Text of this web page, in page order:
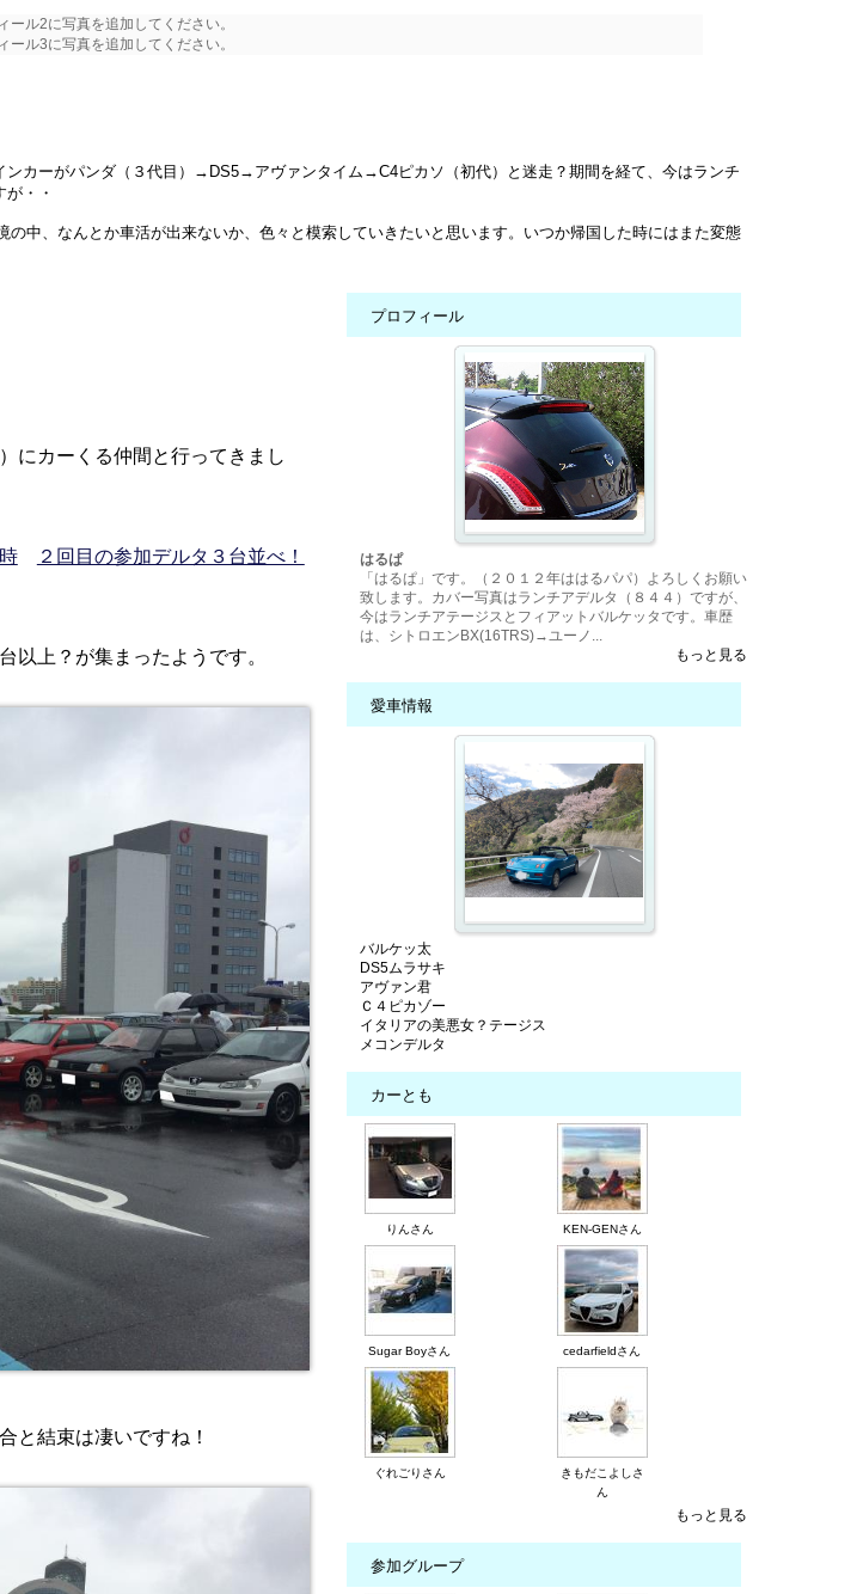
カーがパンダ（３代目）→DS5→アヴァンタイム→C4ピカソ（初代）と迷走？期間を経て、今はランチ
・・
中、なんとか車活が出来ないか、色々と模索していきたいと思います。いつか帰国した時にはまた変態
カー（1/43）、シリーズネタ等でお送りしてます。
にカーくる仲間と行ってきまし
２回目の参加デルタ３台並べ！
以上？が集まったようです。
と結束は凄いですね！
プロフィール
はるぱ
「はるぱ」です。（２０１２年ははるパパ）よろしくお願い
致します。カバー写真はランチアデルタ（８４４）ですが、
今はランチアテージスとフィアットバルケッタです。車歴
は、シトロエンBX(16TRS)→ユーノ...
もっと見る
愛車情報
バルケッ太
DS5ムラサキ
アヴァン君
Ｃ４ピカゾー
イタリアの美悪女？テージス
メコンデルタ
カーとも
りんさん KEN-GENさん
Sugar Boyさん cedarfieldさん
ぐれごりさん
きもだこよしさ
ん
もっと見る
参加グループ